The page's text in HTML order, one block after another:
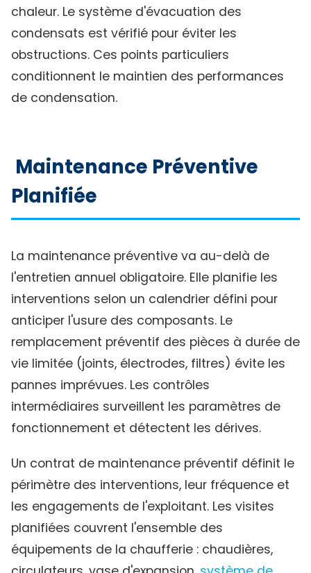
chaleur. Le système d'évacuation des
condensats est vérifié pour éviter les
obstructions. Ces points particuliers
conditionnent le maintien des performances
de condensation.
Maintenance Préventive
Planifiée
La maintenance préventive va au-delà de
l'entretien annuel obligatoire. Elle planifie les
interventions selon un calendrier défini pour
anticiper l'usure des composants. Le
remplacement préventif des pièces à durée de
vie limitée (joints, électrodes, filtres) évite les
pannes imprévues. Les contrôles
intermédiaires surveillent les paramètres de
fonctionnement et détectent les dérives.
Un contrat de maintenance préventif définit le
périmètre des interventions, leur fréquence et
les engagements de l'exploitant. Les visites
planifiées couvrent l'ensemble des
équipements de la chaufferie : chaudières,